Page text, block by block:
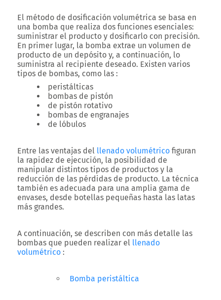
El método de dosificación volumétrica se basa en
una bomba que realiza dos funciones esenciales:
suministrar el producto y dosificarlo con precisión.
En primer lugar, la bomba extrae un volumen de
producto de un depósito y, a continuación, lo
suministra al recipiente deseado. Existen varios
tipos de bombas, como las :
peristálticas
bombas de pistón
de pistón rotativo
bombas de engranajes
de lóbulos
Entre las ventajas del llenado volumétrico figuran
la rapidez de ejecución, la posibilidad de
manipular distintos tipos de productos y la
reducción de las pérdidas de producto. La técnica
también es adecuada para una amplia gama de
envases, desde botellas pequeñas hasta las latas
más grandes.
A continuación, se describen con más detalle las
bombas que pueden realizar el llenado
volumétrico :
Bomba peristáltica